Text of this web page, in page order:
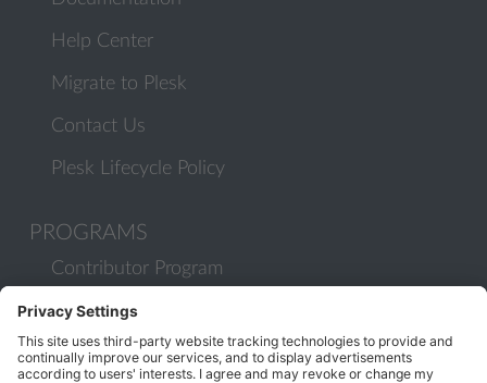
Help Center
Migrate to Plesk
Contact Us
Plesk Lifecycle Policy
PROGRAMS
Contributor Program
Partner Program
COMMUNITY